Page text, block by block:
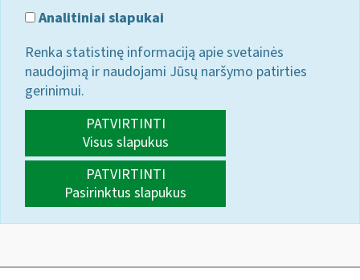
Analitiniai slapukai
Renka statistinę informaciją apie svetainės
naudojimą ir naudojami Jūsų naršymo patirties
gerinimui.
PATVIRTINTI
Visus slapukus
PATVIRTINTI
Pasirinktus slapukus